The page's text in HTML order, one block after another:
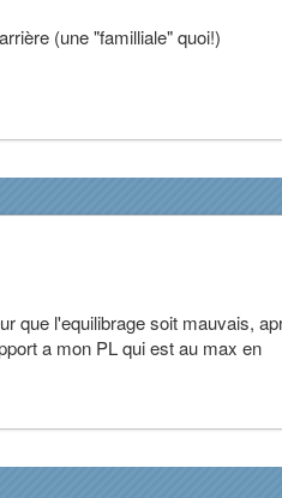
(une "familliale" quoi!)
que l'equilibrage soit mauvais,
a mon PL qui est au max en